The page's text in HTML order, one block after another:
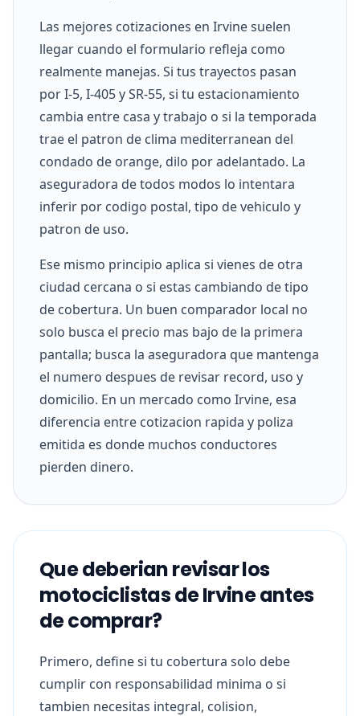
Las mejores cotizaciones en Irvine suelen
llegar cuando el formulario refleja como
realmente manejas. Si tus trayectos pasan
por I-5, I-405 y SR-55, si tu estacionamiento
cambia entre casa y trabajo o si la temporada
trae el patron de clima mediterranean del
condado de orange, dilo por adelantado. La
aseguradora de todos modos lo intentara
inferir por codigo postal, tipo de vehiculo y
patron de uso.
Ese mismo principio aplica si vienes de otra
ciudad cercana o si estas cambiando de tipo
de cobertura. Un buen comparador local no
solo busca el precio mas bajo de la primera
pantalla; busca la aseguradora que mantenga
el numero despues de revisar record, uso y
domicilio. En un mercado como Irvine, esa
diferencia entre cotizacion rapida y poliza
emitida es donde muchos conductores
pierden dinero.
Que deberian revisar los
motociclistas de Irvine antes
de comprar?
Primero, define si tu cobertura solo debe
cumplir con responsabilidad minima o si
tambien necesitas integral, colision,